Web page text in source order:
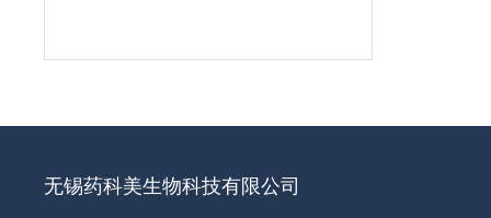
无锡药科美生物科技有限公司